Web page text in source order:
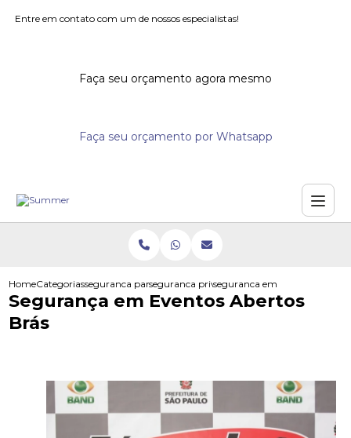
Entre em contato com um de nossos especialistas!
Faça seu orçamento agora mesmo
Faça seu orçamento por Whatsapp
HomeCategoriasseguranca para eventosseguranca privada para grandes eventos
seguranca em eventos
Segurança em Eventos Abertos
Brás